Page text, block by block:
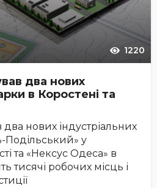
1220
два нових
в Коростені та
два нових індустріальних
Подільський» у
та «Нексус Одеса» в
тисячі робочих місць і